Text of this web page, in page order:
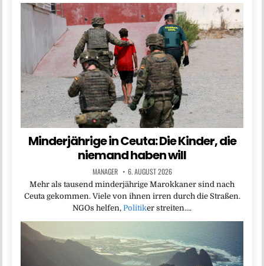
Minderjährige in Ceuta: Die Kinder, die
niemand haben will
MANAGER 6. AUGUST 2026
Mehr als tausend minderjährige Marokkaner sind nach
Ceuta gekommen. Viele von ihnen irren durch die Straßen.
NGOs helfen, Politiker streiten….